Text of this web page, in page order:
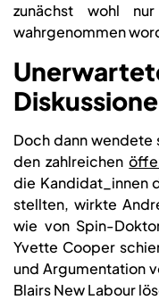
zunächst wohl
wahrgenommen
Doch dann wendete
den zahlreichen
die Kandidat_innen
stellten, wirkte
wie von Spin-
Yvette Cooper
und Argumentation
Blairs New Labour